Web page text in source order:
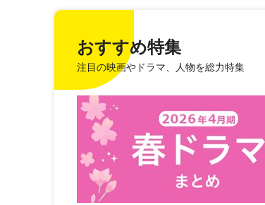
おすすめ特集
注目の映画やドラマ、人物を総力特集